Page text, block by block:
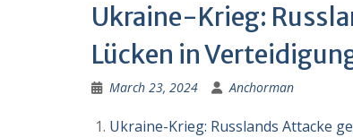
Ukraine-Krieg:
Lücken in
March 23, 2024 Anchorman
Ukraine-Krieg: Russlands Attacke